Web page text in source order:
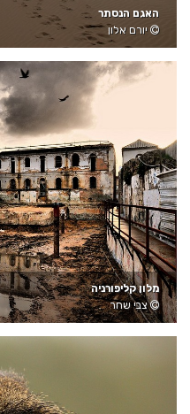
האגם הנסתר
יורם אלון
מלון קליפורניה
צבי שחר